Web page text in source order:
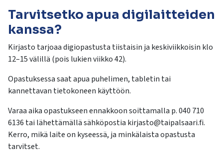
Tarvitsetko apua digilaitteiden
kanssa?
Kirjasto tarjoaa digiopastusta tiistaisin ja keskiviikkoisin klo
12–15 välillä (pois lukien viikko 42).
Opastuksessa saat apua puhelimen, tabletin tai
kannettavan tietokoneen käyttöön.
Varaa aika opastukseen ennakkoon soittamalla p. 040 710
6136 tai lähettämällä sähköpostia kirjasto@taipalsaari.fi.
Kerro, mikä laite on kyseessä, ja minkälaista opastusta
tarvitset.